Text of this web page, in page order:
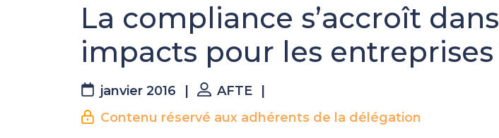
La compliance s’accroît
impacts pour les entreprises
janvier 2016 AFTE
Contenu réservé aux adhérents de la délégation